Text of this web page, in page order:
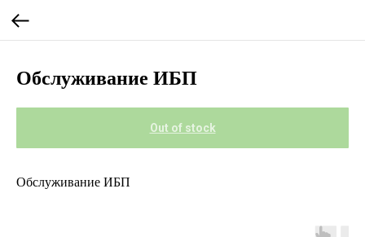
Обслуживание ИБП
Out of stock
Обслуживание ИБП